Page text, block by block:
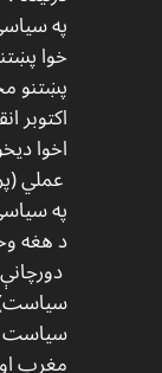
په
خوا
پښتنو
اکتوبر
اخوا
عملي
په
د هغه
سیاست)
سیاست
مغرب